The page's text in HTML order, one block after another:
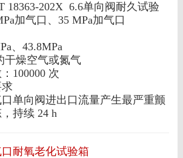
18363-202X 6.6单向阀耐久试验
加气口、35 MPa加气口
、43.8MPa
干燥空气或氮气
100000 次
单向阀进出口流量产生最严重颤
持续 24 h
耐氧老化试验箱